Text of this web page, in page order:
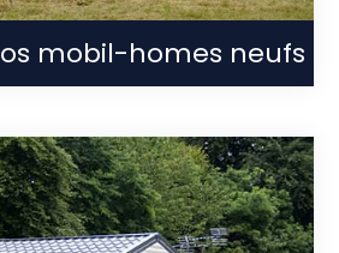
mobil-homes neufs